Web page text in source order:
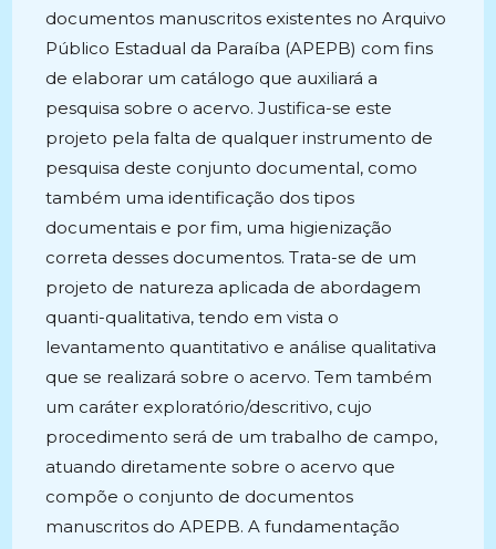
documentos manuscritos existentes no Arquivo
Público Estadual da Paraíba (APEPB) com fins
de elaborar um catálogo que auxiliará a
pesquisa sobre o acervo. Justifica-se este
projeto pela falta de qualquer instrumento de
pesquisa deste conjunto documental, como
também uma identificação dos tipos
documentais e por fim, uma higienização
correta desses documentos. Trata-se de um
projeto de natureza aplicada de abordagem
quanti-qualitativa, tendo em vista o
levantamento quantitativo e análise qualitativa
que se realizará sobre o acervo. Tem também
um caráter exploratório/descritivo, cujo
procedimento será de um trabalho de campo,
atuando diretamente sobre o acervo que
compõe o conjunto de documentos
manuscritos do APEPB. A fundamentação